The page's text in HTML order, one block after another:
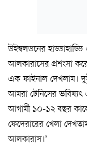
উইম্বলডনের
আলকারাসের প্রশংসা
এক ফাইনাল দেখলাম।
আমরা টেনিসের ভবিষ্যৎ
আগামী ১০-১২ বছর
ফেদেরারের খেলা
আলকারাস।’